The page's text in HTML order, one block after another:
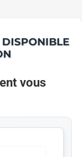
vous